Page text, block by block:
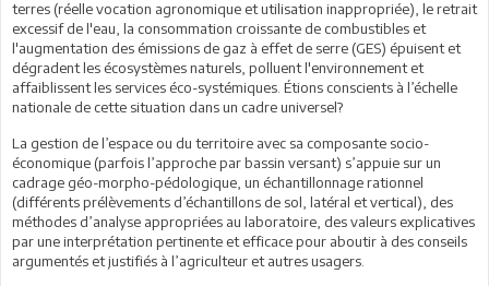
terres (réelle vocation agronomique et utilisation inappropriée), le retrait
excessif de l'eau, la consommation croissante de combustibles et
l'augmentation des émissions de gaz à effet de serre (GES) épuisent et
dégradent les écosystèmes naturels, polluent l'environnement et
affaiblissent les services éco-systémiques. Étions conscients à l’échelle
nationale de cette situation dans un cadre universel?
La gestion de l’espace ou du territoire avec sa composante socio-
économique (parfois l’approche par bassin versant) s’appuie sur un
cadrage géo-morpho-pédologique, un échantillonnage rationnel
(différents prélèvements d’échantillons de sol, latéral et vertical), des
méthodes d’analyse appropriées au laboratoire, des valeurs explicatives
par une interprétation pertinente et efficace pour aboutir à des conseils
argumentés et justifiés à l’agriculteur et autres usagers.